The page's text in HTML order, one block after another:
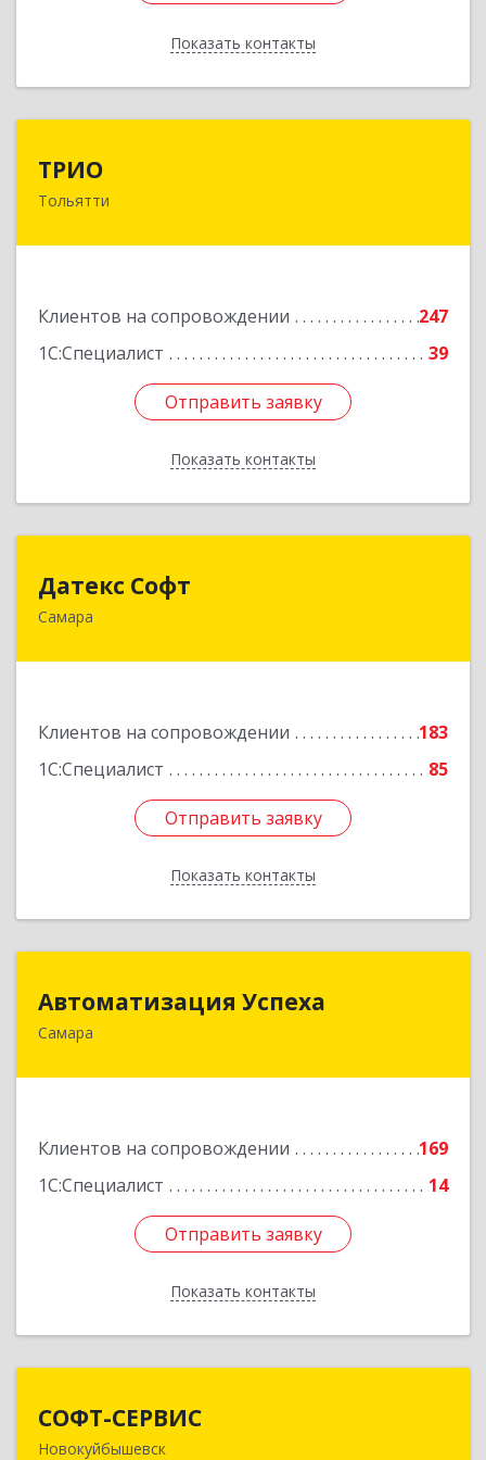
Показать контакты
Назад
ТРИО
Тольятти
Клиентов на сопровождении
247
1С:Специалист
39
Отправить заявку
Показать контакты
Отправить заявку
Назад
Датекс Софт
Самара
Клиентов на сопровождении
183
1С:Специалист
85
Отправить заявку
Показать контакты
443070, Самарская обл, Самара г, Партизанская
Отправить заявку
Назад
Автоматизация Успеха
Самара
Клиентов на сопровождении
169
1С:Специалист
14
Отправить заявку
Показать контакты
Отправить заявку
Назад
СОФТ-СЕРВИС
Новокуйбышевск
446206, Самарская обл, Новокуйбышевск г,